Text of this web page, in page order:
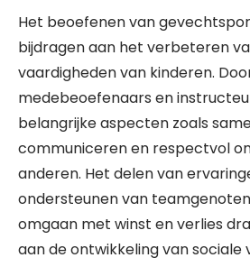
Het beoefenen van
bijdragen aan het verbeteren
vaardigheden van kinderen.
medebeoefenaars en
belangrijke aspecten zoals
communiceren en respectvol
anderen. Het delen van
ondersteunen van
omgaan met winst en verlies
aan de ontwikkeling van sociale